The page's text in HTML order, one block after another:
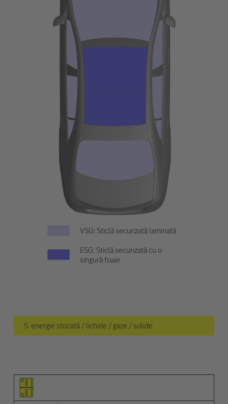
VSG: Sticlă securizată laminată
ESG: Sticlă securizată cu o
singură foaie
5. energie stocată / lichide / gaze / solide
Pictogramă elemente
Pictogramă avertizări
Descriere